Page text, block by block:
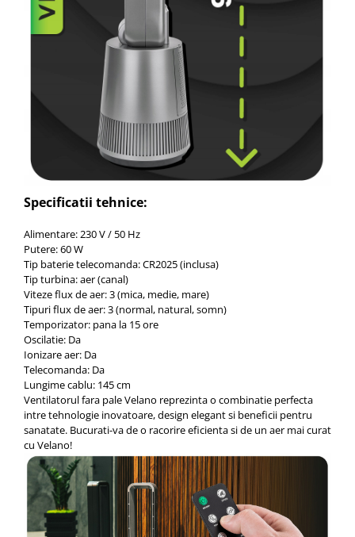
Specificatii tehnice:
Alimentare: 230 V / 50 Hz
Putere: 60 W
Tip baterie telecomanda: CR2025 (inclusa)
Tip turbina: aer (canal)
Viteze flux de aer: 3 (mica, medie, mare)
Tipuri flux de aer: 3 (normal, natural, somn)
Temporizator: pana la 15 ore
Oscilatie: Da
Ionizare aer: Da
Telecomanda: Da
Lungime cablu: 145 cm
Ventilatorul fara pale Velano reprezinta o combinatie perfecta
intre tehnologie inovatoare, design elegant si beneficii pentru
sanatate. Bucurati-va de o racorire eficienta si de un aer mai curat
cu Velano!